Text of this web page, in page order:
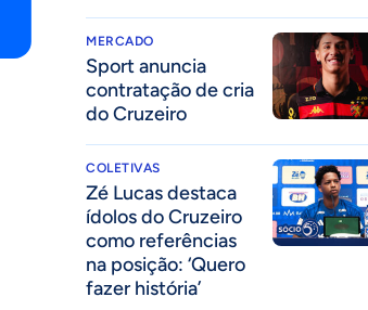
MERCADO
Sport anuncia
contratação de cria
do Cruzeiro
COLETIVAS
Zé Lucas destaca
ídolos do Cruzeiro
como referências
na posição: ‘Quero
fazer história’